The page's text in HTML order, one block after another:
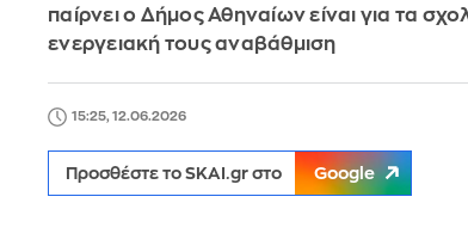
παίρνει ο Δήμος Αθηναίων είναι για τα
ενεργειακή τους αναβάθμιση
15:25, 12.06.2026
Προσθέστε το SKAI.gr στο Google